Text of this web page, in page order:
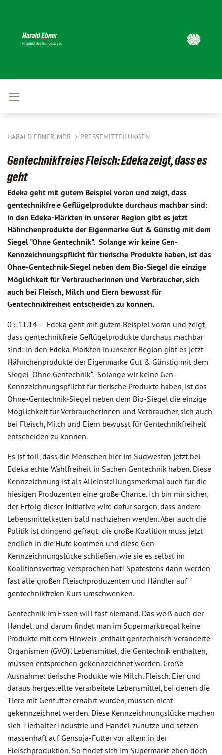
HARALD EBNER, MDB PRESSEMITTEILUNGEN
Gentechnikfreies Fleisch: Edeka zeigt, dass es
geht
Edeka geht mit gutem Beispiel voran und zeigt, dass
gentechnikfreie Geflügelprodukte durchaus machbar sind:
in den Edeka-Märkten in unserer Region gibt es jetzt
Hähnchenprodukte der Eigenmarke Gut & Günstig mit dem
Siegel "Ohne Gentechnik". Solange wir keine Gen-
Kennzeichnungspflicht für tierische Produkte haben, ist das
Ohne-Gentechnik-Siegel neben dem Bio-Siegel die einzige
Möglichkeit für Verbraucherinnen und Verbraucher, sich
auch bei Fleisch, Milch und Eiern bewusst für
Gentechnikfreiheit entscheiden zu können.
05.11.14 – Edeka geht mit gutem Beispiel voran und zeigt,
dass gentechnikfreie Geflügelprodukte durchaus machbar
sind: in den Edeka-Märkten in unserer Region gibt es jetzt
Hähnchenprodukte der Eigenmarke Gut & Günstig mit dem
Siegel „Ohne Gentechnik“. Solange wir keine Gen-
Kennzeichnungspflicht für tierische Produkte haben, ist das
Ohne-Gentechnik-Siegel neben dem Bio-Siegel die einzige
Möglichkeit für Verbraucherinnen und Verbraucher, sich auch
bei Fleisch, Milch und Eiern bewusst für Gentechnikfreiheit
entscheiden zu können.
Es ist toll, dass die Menschen hier im Südwesten jetzt bei
Edeka echte Wahlfreiheit in Sachen Gentechnik haben. Diese
Kennzeichnung ist als Alleinstellungsmerkmal auch für die
hiesigen Produzenten eine große Chance. Ich bin mir sicher,
der Erfolg dieser Initiative wird dafür sorgen, dass andere
Lebensmittelketten bald nachziehen werden. Aber auch die
Politik ist dringend gefragt: die große Koalition muss jetzt
endlich in die Hufe kommen und diese Gen-
Kennzeichnungslücke schließen, wie sie es selbst im
Koalitionsvertrag versprochen hat! Spätestens dann werden
fast alle großen Fleischproduzenten und Händler auf
gentechnikfreien Kurs umschwenken.
Gentechnik im Essen will fast niemand. Das weiß auch der
Handel, und darum findet man im Supermarktregal keine
Produkte mit dem Hinweis „enthält gentechnisch veränderte
Organismen (GVO)“. Lebensmittel, die Gentechnik enthalten,
müssen entsprechen gekennzeichnet werden. Große
Ausnahme: tierische Produkte wie Milch, Fleisch, Eier und
daraus hergestellte verarbeitete Lebensmittel, bei denen die
Tiere mit Genfutter ernährt wurden, müssen nicht
gekennzeichnet werden. Diese Kennzeichnungslücke machen
sich Tierhalter, Industrie und Handel zunutze und setzen
massenhaft auf Gensoja-Futter vor allem in der
Fleischproduktion. So findet sich im Supermarkt eben doch